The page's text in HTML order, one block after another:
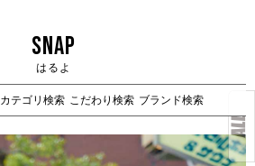
SNAP
はるよ
カテゴリ検索 こだわり検索 ブランド検索